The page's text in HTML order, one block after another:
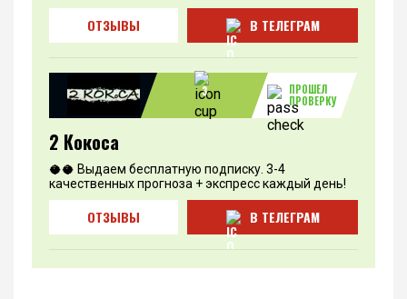
ОТЗЫВЫ В ТЕЛЕГРАМ
3
ПРОШЕЛ
ПРОВЕРКУ
2 Кокоса
🥥🥥 Выдаем бесплатную подписку. 3-4
качественных прогноза + экспресс каждый день!
ОТЗЫВЫ В ТЕЛЕГРАМ